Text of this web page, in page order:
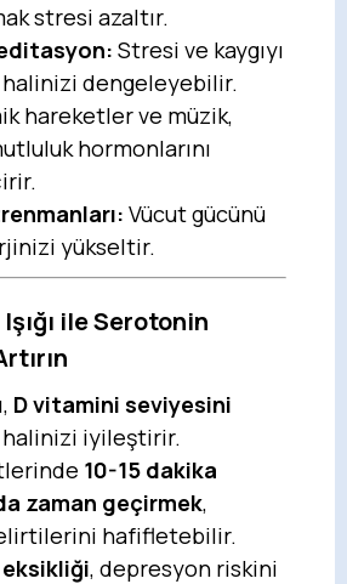
stresi azaltır.
Stresi ve kaygıyı
dengeleyebilir.
hareketler ve müzik,
hormonlarını
Vücut gücünü
yükseltir.
ile Serotonin
D vitamini seviyesini
halinizi iyileştirir.
10-15 dakika
zaman geçirmek,
hafifletebilir.
, depresyon riskini